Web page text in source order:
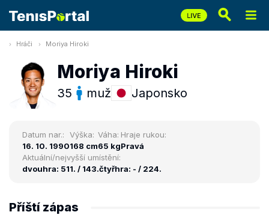
Hráči Moriya Hiroki
Moriya Hiroki
35 muž Japonsko
Datum nar.:
16. 10. 1990
Výška:
168 cm
Váha:
65 kg
Hraje rukou:
Pravá
Aktuální/nejvyšší umístění:
dvouhra: 511. / 143.čtyřhra: - / 224.
Příští zápas